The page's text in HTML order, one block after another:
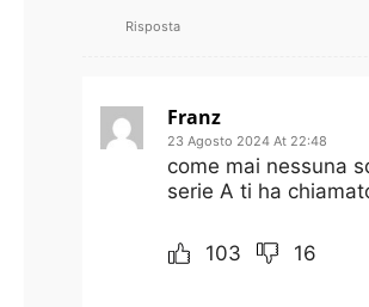
Risposta
Franz
23 Agosto 2024 At 22:48
come mai nessuna
serie A ti ha
103 16